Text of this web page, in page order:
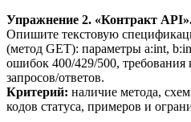
Упражнение 2. «Контракт
Опишите текстовую
(метод GET): параметры a:int,
ошибок 400/429/500,
запросов/ответов.
Критерий: наличие метода,
кодов статуса, примеров и